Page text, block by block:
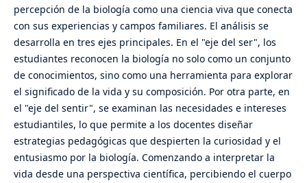
percepción de la biología como una ciencia viva que conecta
con sus experiencias y campos familiares. El análisis se
desarrolla en tres ejes principales. En el "eje del ser", los
estudiantes reconocen la biología no solo como un conjunto
de conocimientos, sino como una herramienta para explorar
el significado de la vida y su composición. Por otra parte, en
el "eje del sentir", se examinan las necesidades e intereses
estudiantiles, lo que permite a los docentes diseñar
estrategias pedagógicas que despierten la curiosidad y el
entusiasmo por la biología. Comenzando a interpretar la
vida desde una perspectiva científica, percibiendo el cuerpo